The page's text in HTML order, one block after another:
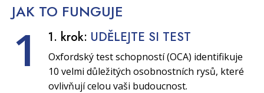
JAK TO FUNGUJE
1 1. krok: UDĚLEJTE SI TEST
Oxfordský test schopností (OCA) identifikuje
10 velmi důležitých osobnostních rysů, které
ovlivňují celou vaši budoucnost.